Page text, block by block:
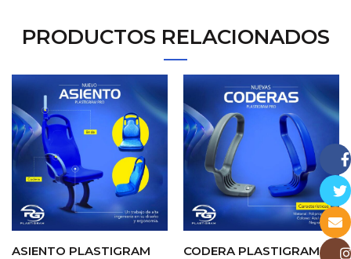
PRODUCTOS RELACIONADOS
ASIENTO PLASTIGRAM
CODERA PLASTIGRAMEmail